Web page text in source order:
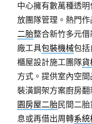
中心擁有數萬種透明
放團隊管理。熱門
二胎整合新竹多元
廠工具包裝機械包
櫃屋設計施工團隊
方式。提供室內空
裝潢鋼架方案廚房
園房屋二胎民間二
息或再借出周轉系